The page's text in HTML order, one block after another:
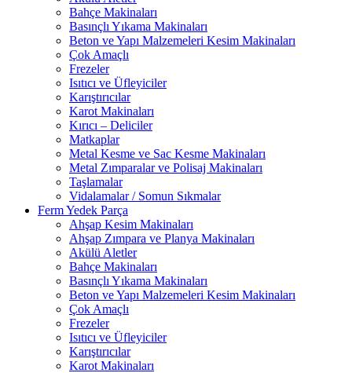
Bahçe Makinaları
Basınçlı Yıkama Makinaları
Beton ve Yapı Malzemeleri Kesim Makinaları
Çok Amaçlı
Frezeler
Isıtıcı ve Üfleyiciler
Karıştırıcılar
Karot Makinaları
Kırıcı – Deliciler
Matkaplar
Metal Kesme ve Sac Kesme Makinaları
Metal Zımparalar ve Polisaj Makinaları
Taşlamalar
Vidalamalar / Somun Sıkmalar
Ferm Yedek Parça
Ahşap Kesim Makinaları
Ahşap Zımpara ve Planya Makinaları
Akülü Aletler
Bahçe Makinaları
Basınçlı Yıkama Makinaları
Beton ve Yapı Malzemeleri Kesim Makinaları
Çok Amaçlı
Frezeler
Isıtıcı ve Üfleyiciler
Karıştırıcılar
Karot Makinaları